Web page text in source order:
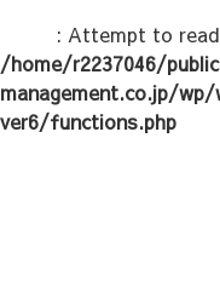
: Attempt to
/home/r2237046/
management.co.jp/
ver6/functions.php